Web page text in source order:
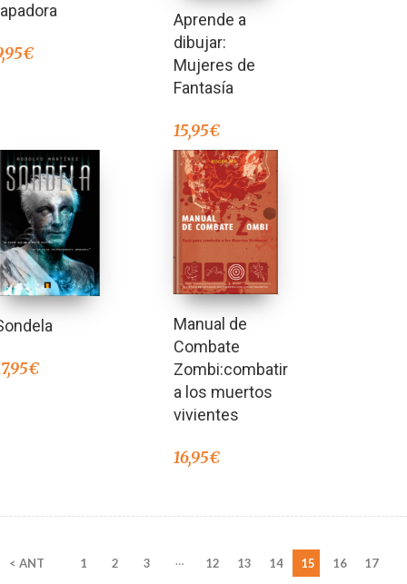
€
Aprende a
dibujar:
Mujeres de
Fantasía
15,95€
€
Manual de
Combate
Zombi:combatir
a los muertos
vivientes
16,95€
< ANT 1 2 3 … 12 13 14 15 16
17